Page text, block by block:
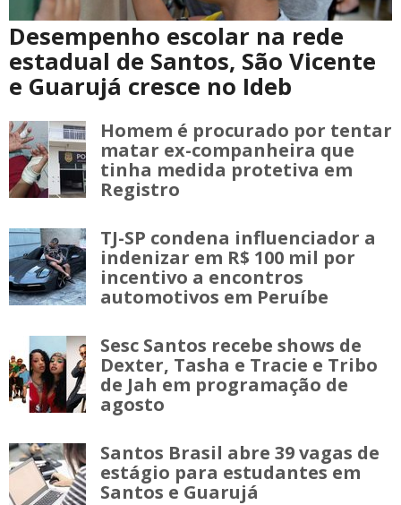
Desempenho escolar na rede
estadual de Santos, São Vicente
e Guarujá cresce no Ideb
Homem é procurado por tentar
matar ex-companheira que
tinha medida protetiva em
Registro
TJ-SP condena influenciador a
indenizar em R$ 100 mil por
incentivo a encontros
automotivos em Peruíbe
Sesc Santos recebe shows de
Dexter, Tasha e Tracie e Tribo
de Jah em programação de
agosto
Santos Brasil abre 39 vagas de
estágio para estudantes em
Santos e Guarujá